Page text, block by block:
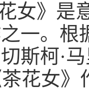
女》是
一。根
斯柯·
花女》